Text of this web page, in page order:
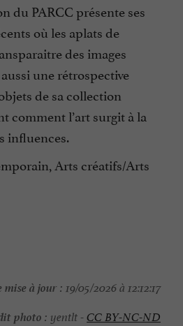
du PARCC présente ses
où les aplats de
des images
une rétrospective
de sa collection
comment l’art surgit à la
influences.
Arts créatifs/Arts
mise à jour : 19/05/2026 à 12:12:17
photo : yentlt -CC BY-NC-ND